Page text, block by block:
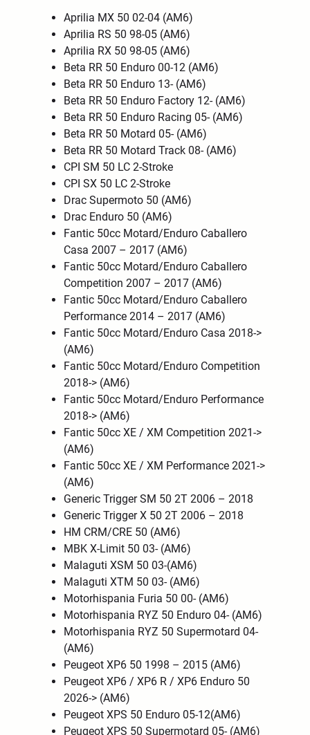
Aprilia MX 50 02-04 (AM6)
Aprilia RS 50 98-05 (AM6)
Aprilia RX 50 98-05 (AM6)
Beta RR 50 Enduro 00-12 (AM6)
Beta RR 50 Enduro 13- (AM6)
Beta RR 50 Enduro Factory 12- (AM6)
Beta RR 50 Enduro Racing 05- (AM6)
Beta RR 50 Motard 05- (AM6)
Beta RR 50 Motard Track 08- (AM6)
CPI SM 50 LC 2-Stroke
CPI SX 50 LC 2-Stroke
Drac Supermoto 50 (AM6)
Drac Enduro 50 (AM6)
Fantic 50cc Motard/Enduro Caballero
Casa 2007 – 2017 (AM6)
Fantic 50cc Motard/Enduro Caballero
Competition 2007 – 2017 (AM6)
Fantic 50cc Motard/Enduro Caballero
Performance 2014 – 2017 (AM6)
Fantic 50cc Motard/Enduro Casa 2018->
(AM6)
Fantic 50cc Motard/Enduro Competition
2018-> (AM6)
Fantic 50cc Motard/Enduro Performance
2018-> (AM6)
Fantic 50cc XE / XM Competition 2021->
(AM6)
Fantic 50cc XE / XM Performance 2021->
(AM6)
Generic Trigger SM 50 2T 2006 – 2018
Generic Trigger X 50 2T 2006 – 2018
HM CRM/CRE 50 (AM6)
MBK X-Limit 50 03- (AM6)
Malaguti XSM 50 03-(AM6)
Malaguti XTM 50 03- (AM6)
Motorhispania Furia 50 00- (AM6)
Motorhispania RYZ 50 Enduro 04- (AM6)
Motorhispania RYZ 50 Supermotard 04-
(AM6)
Peugeot XP6 50 1998 – 2015 (AM6)
Peugeot XP6 / XP6 R / XP6 Enduro 50
2026-> (AM6)
Peugeot XPS 50 Enduro 05-12(AM6)
Peugeot XPS 50 Supermotard 05- (AM6)